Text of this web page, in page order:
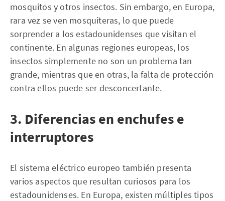
mosquitos y otros insectos. Sin embargo, en Europa,
rara vez se ven mosquiteras, lo que puede
sorprender a los estadounidenses que visitan el
continente. En algunas regiones europeas, los
insectos simplemente no son un problema tan
grande, mientras que en otras, la falta de protección
contra ellos puede ser desconcertante.
3. Diferencias en enchufes e
interruptores
El sistema eléctrico europeo también presenta
varios aspectos que resultan curiosos para los
estadounidenses. En Europa, existen múltiples tipos